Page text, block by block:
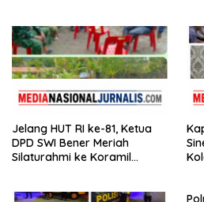
Jelang HUT RI ke-81, Ketua
DPD SWI Bener Meriah
Silaturahmi ke Koramil